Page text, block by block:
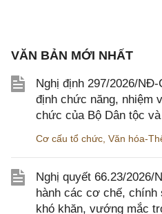
VĂN BẢN MỚI NHẤT
Nghị định 297/2026/
định chức năng, nhiệm
chức của Bộ Dân tộc
Cơ cấu tổ chức Văn hóa-
Nghị quyết 66.23/2026/
hành các cơ chế,
khó khăn, vướng mắc